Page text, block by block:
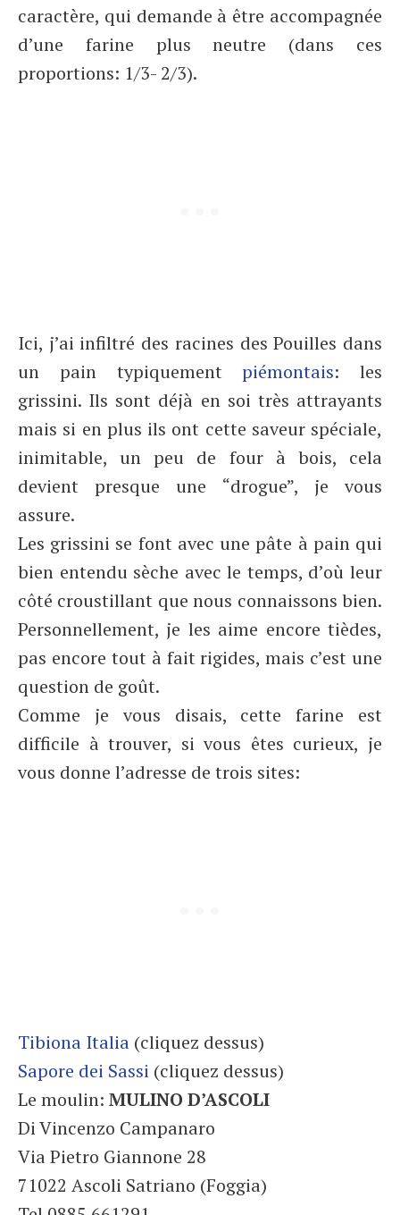
caractère, qui demande à être accompagnée
d’une farine plus neutre (dans ces
proportions: 1/3- 2/3).
Ici, j’ai infiltré des racines des Pouilles dans
un pain typiquementpiémontais: les
grissini. Ils sont déjà en soi très attrayants
mais si en plus ils ont cette saveur spéciale,
inimitable, un peu de four à bois, cela
devient presque une “drogue”, je vous
assure.
Les grissini se font avec une pâte à pain qui
bien entendu sèche avec le temps, d’où leur
côté croustillant que nous connaissons bien.
Personnellement, je les aime encore tièdes,
pas encore tout à fait rigides, mais c’est une
question de goût.
Comme je vous disais, cette farine est
difficile à trouver, si vous êtes curieux, je
vous donne l’adresse de trois sites:
Tibiona Italia (cliquez dessus)
Sapore dei Sassi (cliquez dessus)
Le moulin: MULINO D’ASCOLI
Di Vincenzo Campanaro
Via Pietro Giannone 28
71022 Ascoli Satriano (Foggia)